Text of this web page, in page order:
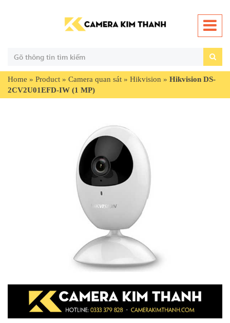
Home » Product » Camera quan sát » Hikvision » Hikvision DS-
2CV2U01EFD-IW (1 MP)